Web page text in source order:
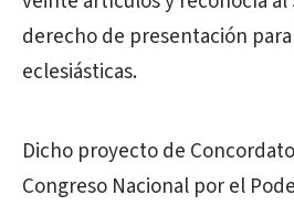
derecho de presentación
eclesiásticas.
Dicho proyecto de
Congreso Nacional por el